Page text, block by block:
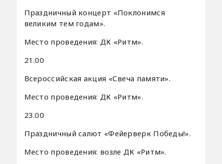
Праздничный концерт «Поклонимся
великим тем годам».
Место проведения: ДК «Ритм».
21.00
Всероссийская акция «Свеча памяти».
Место проведения: ДК «Ритм».
23.00
Праздничный салют «Фейерверк Победы!».
Место проведения: возле ДК «Ритм».